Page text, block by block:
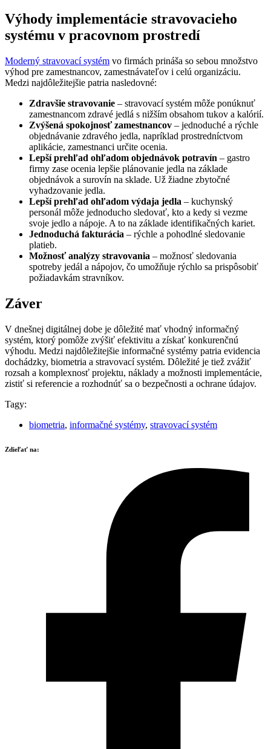
Výhody implementácie stravovacieho
systému v pracovnom prostredí
Moderný stravovací systém vo firmách prináša so sebou množstvo
výhod pre zamestnancov, zamestnávateľov i celú organizáciu.
Medzi najdôležitejšie patria nasledovné:
Zdravšie stravovanie – stravovací systém môže ponúknuť
zamestnancom zdravé jedlá s nižším obsahom tukov a kalórií.
Zvýšená spokojnosť zamestnancov – jednoduché a rýchle
objednávanie zdravého jedla, napríklad prostredníctvom
aplikácie, zamestnanci určite ocenia.
Lepší prehľad ohľadom objednávok potravín – gastro
firmy zase ocenia lepšie plánovanie jedla na základe
objednávok a surovín na sklade. Už žiadne zbytočné
vyhadzovanie jedla.
Lepší prehľad ohľadom výdaja jedla – kuchynský
personál môže jednoducho sledovať, kto a kedy si vezme
svoje jedlo a nápoje. A to na základe identifikačných kariet.
Jednoduchá fakturácia – rýchle a pohodlné sledovanie
platieb.
Možnosť analýzy stravovania – možnosť sledovania
spotreby jedál a nápojov, čo umožňuje rýchlo sa prispôsobiť
požiadavkám stravníkov.
Záver
V dnešnej digitálnej dobe je dôležité mať vhodný informačný
systém, ktorý pomôže zvýšiť efektivitu a získať konkurenčnú
výhodu. Medzi najdôležitejšie informačné systémy patria evidencia
dochádzky, biometria a stravovací systém. Dôležité je tiež zvážiť
rozsah a komplexnosť projektu, náklady a možnosti implementácie,
zistiť si referencie a rozhodnúť sa o bezpečnosti a ochrane údajov.
Tagy:
biometria, informačné systémy, stravovací systém
Zdieľať na: